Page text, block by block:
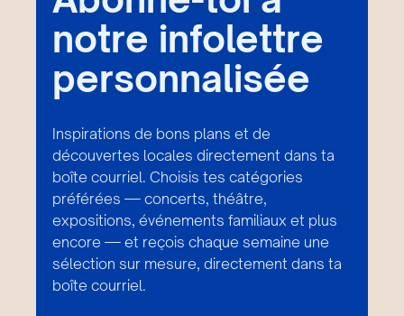
notre infolettre
personnalisée
Inspirations de bons plans et de
découvertes locales directement dans ta
boîte courriel. Choisis tes catégories
préférées — concerts, théâtre,
expositions, événements familiaux et plus
encore — et reçois chaque semaine une
sélection sur mesure, directement dans ta
boîte courriel.